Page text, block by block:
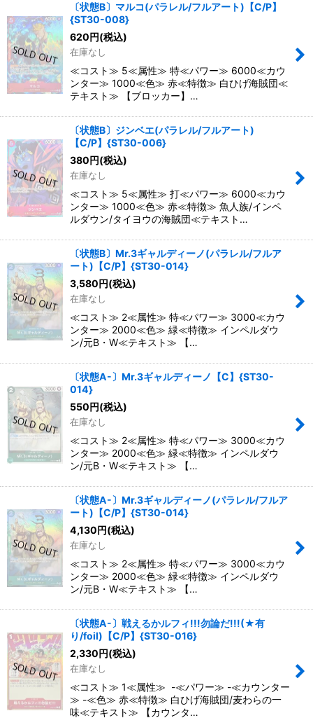
〔状態B〕マルコ(パラレル/フルアート)【C/P】
{ST30-008}
620円(税込)
在庫なし
≪コスト≫ 5≪属性≫ 特≪パワー≫ 6000≪カウ
ンター≫ 1000≪色≫ 赤≪特徴≫ 白ひげ海賊団≪
テキスト≫ 【ブロッカー】…
〔状態B〕ジンベエ(パラレル/フルアート)
【C/P】{ST30-006}
380円(税込)
在庫なし
≪コスト≫ 5≪属性≫ 打≪パワー≫ 6000≪カウ
ンター≫ 1000≪色≫ 赤≪特徴≫ 魚人族/インペ
ルダウン/タイヨウの海賊団≪テキスト…
〔状態B〕Mr.3ギャルディーノ(パラレル/フルア
ート)【C/P】{ST30-014}
3,580円(税込)
在庫なし
≪コスト≫ 2≪属性≫ 特≪パワー≫ 3000≪カウ
ンター≫ 2000≪色≫ 緑≪特徴≫ インペルダウ
ン/元B・W≪テキスト≫ 【…
〔状態A-〕Mr.3ギャルディーノ【C】{ST30-
014}
550円(税込)
在庫なし
≪コスト≫ 2≪属性≫ 特≪パワー≫ 3000≪カウ
ンター≫ 2000≪色≫ 緑≪特徴≫ インペルダウ
ン/元B・W≪テキスト≫ 【…
〔状態A-〕Mr.3ギャルディーノ(パラレル/フルア
ート)【C/P】{ST30-014}
4,130円(税込)
在庫なし
≪コスト≫ 2≪属性≫ 特≪パワー≫ 3000≪カウ
ンター≫ 2000≪色≫ 緑≪特徴≫ インペルダウ
ン/元B・W≪テキスト≫ 【…
〔状態A-〕戦えるかルフィ!!!勿論だ!!!(★有
り/foil)【C/P】{ST30-016}
2,330円(税込)
在庫なし
≪コスト≫ 1≪属性≫ -≪パワー≫ -≪カウンター
≫ -≪色≫ 赤≪特徴≫ 白ひげ海賊団/麦わらの一
味≪テキスト≫ 【カウンタ…